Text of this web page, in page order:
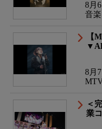
8月
音
【
8月
＜
業